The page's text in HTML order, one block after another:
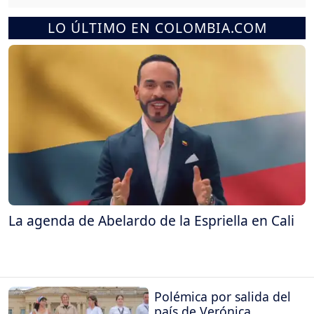
LO ÚLTIMO EN COLOMBIA.COM
La agenda de Abelardo de la Espriella en Cali
Polémica por salida del